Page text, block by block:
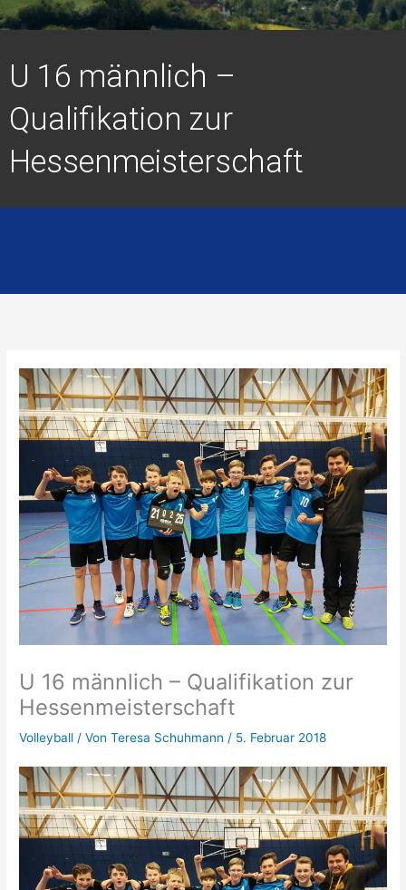
U 16 männlich –
Qualifikation zur
Hessenmeisterschaft
U 16 männlich – Qualifikation zur
Hessenmeisterschaft
Volleyball / VonTeresa Schuhmann / 5. Februar 2018